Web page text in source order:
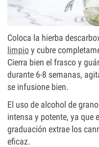
Coloca la hierba
limpioy cubre
Cierra bien el frasco y
durante 6-8 semanas,
se infusione bien.
El uso de alcohol de
intensa y potente, ya que
graduación extrae los
eficaz.